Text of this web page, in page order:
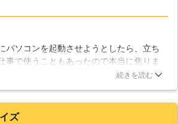
ださい。当社では、そんなお困りをお
で、ぜひ当社にご連絡ください。
良、もしくはハードディスクが物理的
に破損してしまっている可能性があり
ます。最近のハードディスクは丈夫に
つくられていますが、大きな衝撃を与
えてしまうことで破損してしまうこと
パソコンを起動させようとしたら、立ち
事で使うこともあったので本当に焦りま
価格ということでこちらにパソコン修理
ときは是非こちらを利用したいです。
続きを読む
ズ